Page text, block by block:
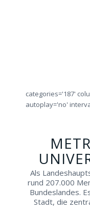
categories='187'
autoplay='no'
Als
rund 207.000
Bundeslandes.
Stadt, die